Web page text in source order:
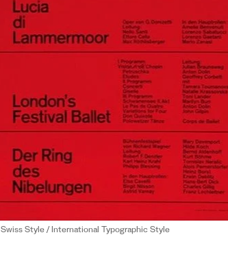
Swiss Style / International Typographic Style